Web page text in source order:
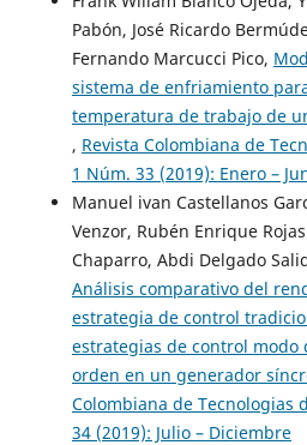
Pabón, José Ricardo
Fernando Marcucci Pico,
sistema de enfriamiento
temperatura de trabajo de
, Revista Colombiana de
1 Núm. 33 (2019): Enero –
Manuel ivan Castellanos
Venzor, Rubén Enrique
Chaparro, Abdi Delgado
Análisis comparativo del
estrategia de control
estrategias de control modo
orden en un generador
Colombiana de Tecnologias
34 (2019): Julio – Diciembre